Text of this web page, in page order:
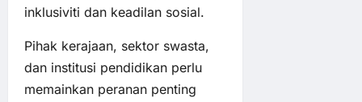
inklusiviti dan keadilan sosial.
Pihak kerajaan, sektor swasta,
dan institusi pendidikan perlu
memainkan peranan penting